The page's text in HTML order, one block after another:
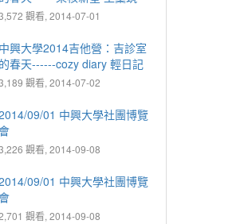
觀看, 2014-07-01
中興大學2014吉他營：吉診室
的春天------cozy diary 輕日記
觀看, 2014-07-02
09/01 中興大學社團博覽
會
觀看, 2014-09-08
09/01 中興大學社團博覽
會
觀看, 2014-09-08